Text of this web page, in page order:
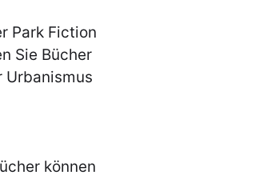
Park Fiction
Sie Bücher
Urbanismus
können